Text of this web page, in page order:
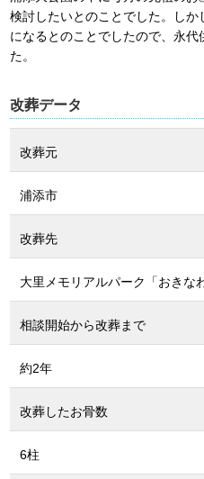
検討したいとのことでした。し
になるとのことでしたので、永
た。
改葬データ
改葬元
浦添市
改葬先
大里メモリアルパーク「おきな
相談開始から改葬まで
約2年
改葬したお骨数
6柱